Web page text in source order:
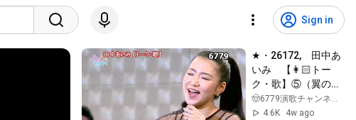
Sign in
★・26172,　田中あ
いみ　【👩🏻トー
ク・歌】⑤（翼の折
れた天使・優柔不断
with木梨憲武 所ジョ
🤠6779演歌チャンネルです。
4.6K
4w ago